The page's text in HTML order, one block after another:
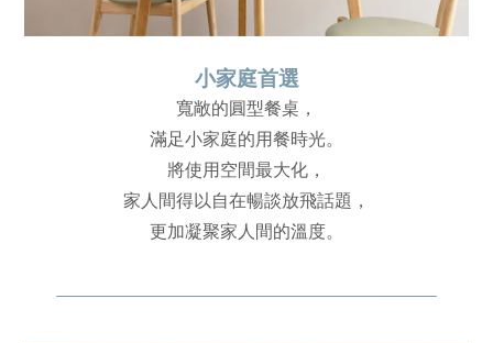
小家庭首選
寬敞的圓型餐桌，
滿足小家庭的用餐時光。
將使用空間最大化，
家人間得以自在暢談放飛話題，
更加凝聚家人間的溫度。